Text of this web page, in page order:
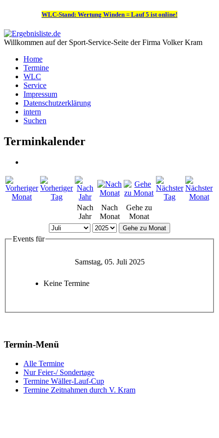
WLC-Stand: Wertung Winden = Lauf 5 ist online!
Willkommen auf der Sport-Service-Seite der Firma Volker Kram
Home
Termine
WLC
Service
Impressum
Datenschutzerklärung
intern
Suchen
Terminkalender
Nach
Jahr
Nach
Monat
Gehe zu
Monat
Gehe zu Monat
Events für
Samstag, 05. Juli 2025
Keine Termine
Termin-Menü
Alle Termine
Nur Feier-/ Sondertage
Termine Wäller-Lauf-Cup
Termine Zeitnahmen durch V. Kram